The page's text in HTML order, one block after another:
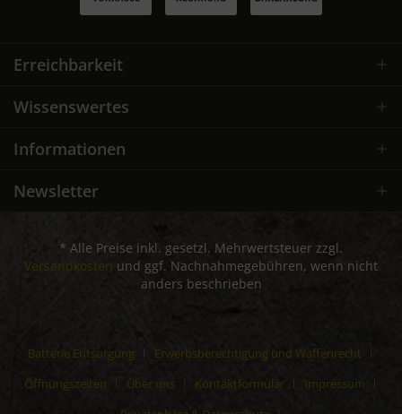
Erreichbarkeit
Wissenswertes
Informationen
Newsletter
* Alle Preise inkl. gesetzl. Mehrwertsteuer zzgl.
Versandkosten und ggf. Nachnahmegebühren, wenn nicht
anders beschrieben
Batterie Entsorgung
Erwerbsberechtigung und Waffenrecht
Öffnungszeiten
Über uns Kontaktformular
Impressum